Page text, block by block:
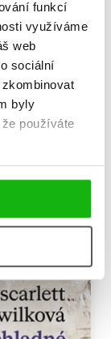
funkcí
využíváme
web
sociální
byly
používáte
přišli psi
Wilková
Kč399 Kč
Do košíku